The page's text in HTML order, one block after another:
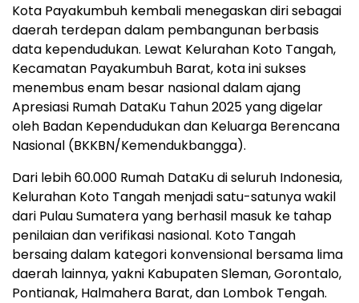
Kota Payakumbuh kembali menegaskan diri sebagai
daerah terdepan dalam pembangunan berbasis
data kependudukan. Lewat Kelurahan Koto Tangah,
Kecamatan Payakumbuh Barat, kota ini sukses
menembus enam besar nasional dalam ajang
Apresiasi Rumah DataKu Tahun 2025 yang digelar
oleh Badan Kependudukan dan Keluarga Berencana
Nasional (BKKBN/Kemendukbangga).
Dari lebih 60.000 Rumah DataKu di seluruh Indonesia,
Kelurahan Koto Tangah menjadi satu-satunya wakil
dari Pulau Sumatera yang berhasil masuk ke tahap
penilaian dan verifikasi nasional. Koto Tangah
bersaing dalam kategori konvensional bersama lima
daerah lainnya, yakni Kabupaten Sleman, Gorontalo,
Pontianak, Halmahera Barat, dan Lombok Tengah.